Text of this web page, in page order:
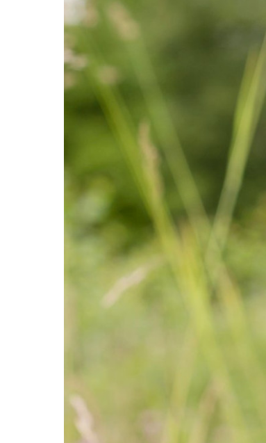
Les mer
Årsresultat 2025: Solid
Svært lave kraftpriser preger NTEs
kroner i 2024. NTE la ...
Les mer
JM Hansen kjøper NTE Elektro
Den familieeide elektroentreprenøren
Les mer
Tilfredsstillende NTE-
NTE har oppnådd et tilfredsstillende
469 millioner ...
Les mer
Alcoa og NTE inngår
NTE og Alcoa Norway AS har
Les mer
NTE styrker posisjonen i
NTE har inngått en tiårig kraftavtale